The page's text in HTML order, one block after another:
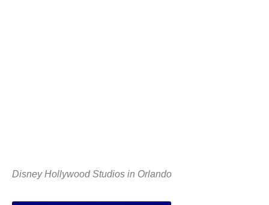
Disney Hollywood Studios in Orlando